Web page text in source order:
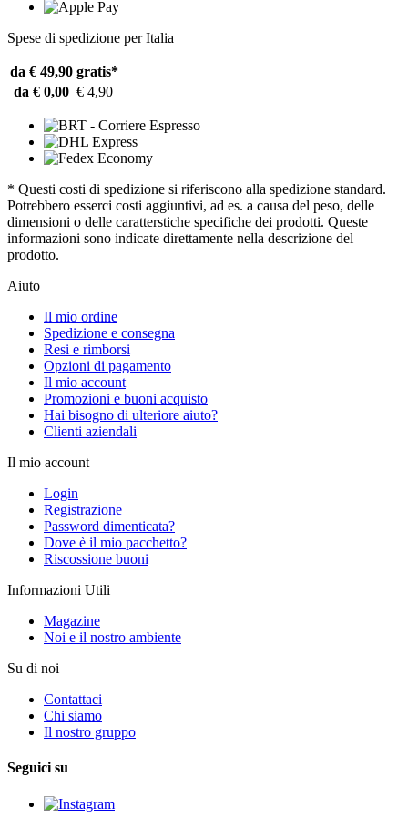
Spese di spedizione per Italia
da € 49,90 gratis*
da € 0,00 € 4,90
* Questi costi di spedizione si riferiscono alla spedizione standard.
Potrebbero esserci costi aggiuntivi, ad es. a causa del peso, delle
dimensioni o delle caratterstiche specifiche dei prodotti. Queste
informazioni sono indicate direttamente nella descrizione del
prodotto.
Aiuto
Il mio ordine
Spedizione e consegna
Resi e rimborsi
Opzioni di pagamento
Il mio account
Promozioni e buoni acquisto
Hai bisogno di ulteriore aiuto?
Clienti aziendali
Il mio account
Login
Registrazione
Password dimenticata?
Dove è il mio pacchetto?
Riscossione buoni
Informazioni Utili
Magazine
Noi e il nostro ambiente
Su di noi
Contattaci
Chi siamo
Il nostro gruppo
Seguici su